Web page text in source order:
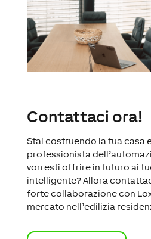
Contattaci ora!
Stai costruendo la tua casa
professionista
vorresti offrire in futuro ai
intelligente? Allora
forte collaborazione con
mercato nell’edilizia